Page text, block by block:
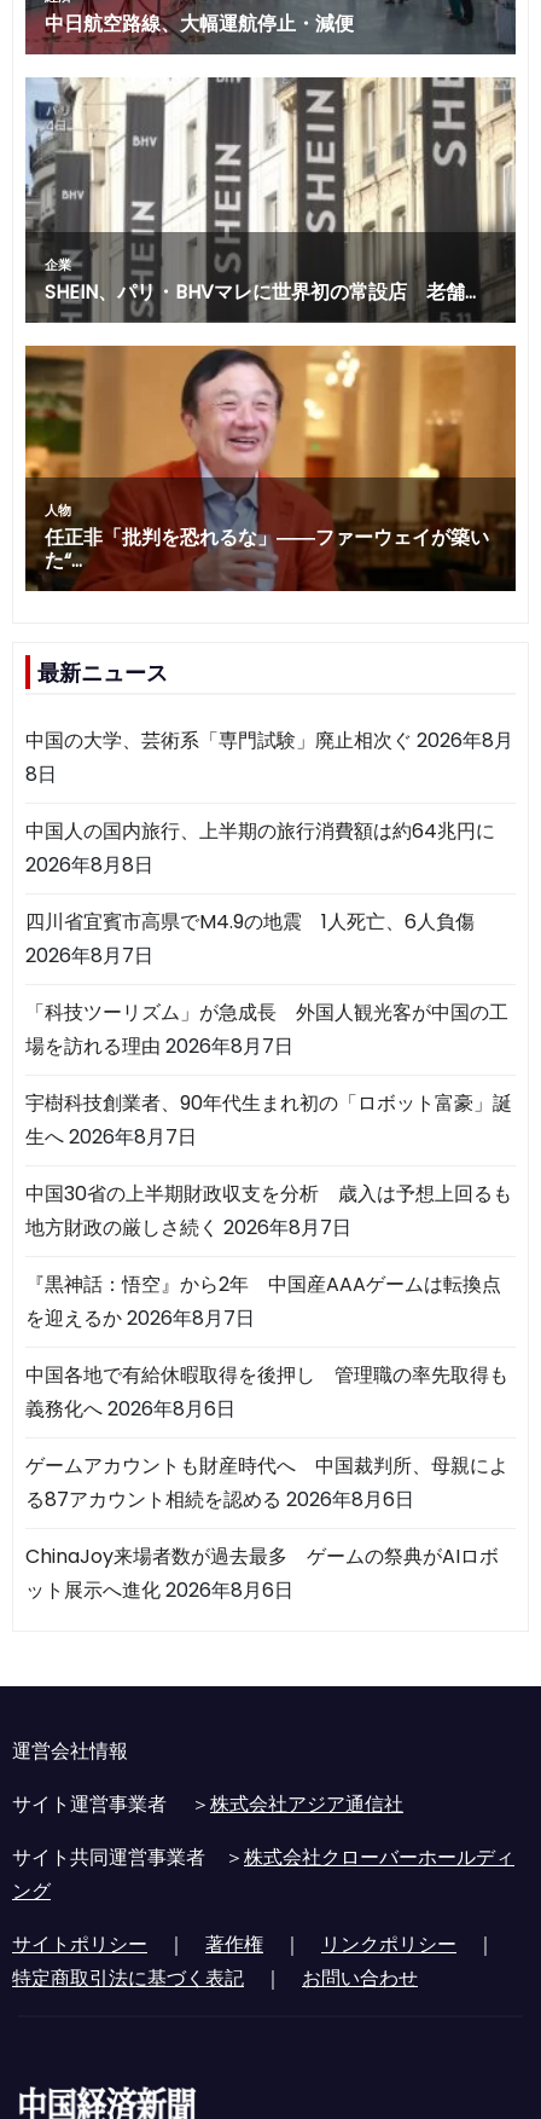
最新ニュース
中国の大学、芸術系「専門試験」廃止相次ぐ 2026年8月
8日
中国人の国内旅行、上半期の旅行消費額は約64兆円に
2026年8月8日
四川省宜賓市高県でM4.9の地震 1人死亡、6人負傷
2026年8月7日
「科技ツーリズム」が急成長 外国人観光客が中国の工
場を訪れる理由 2026年8月7日
宇樹科技創業者、90年代生まれ初の「ロボット富豪」誕
生へ2026年8月7日
中国30省の上半期財政収支を分析 歳入は予想上回るも
地方財政の厳しさ続く 2026年8月7日
『黒神話：悟空』から2年 中国産AAAゲームは転換点
を迎えるか2026年8月7日
中国各地で有給休暇取得を後押し 管理職の率先取得も
義務化へ2026年8月6日
ゲームアカウントも財産時代へ 中国裁判所、母親によ
る87アカウント相続を認める 2026年8月6日
ChinaJoy来場者数が過去最多 ゲームの祭典がAIロボ
ット展示へ進化2026年8月6日
運営会社情報
サイト運営事業者 ＞株式会社アジア通信社
サイト共同運営事業者 ＞株式会社クローバーホールディ
ング
サイトポリシー ｜ 著作権 ｜ リンクポリシー ｜
特定商取引法に基づく表記 ｜ お問い合わせ